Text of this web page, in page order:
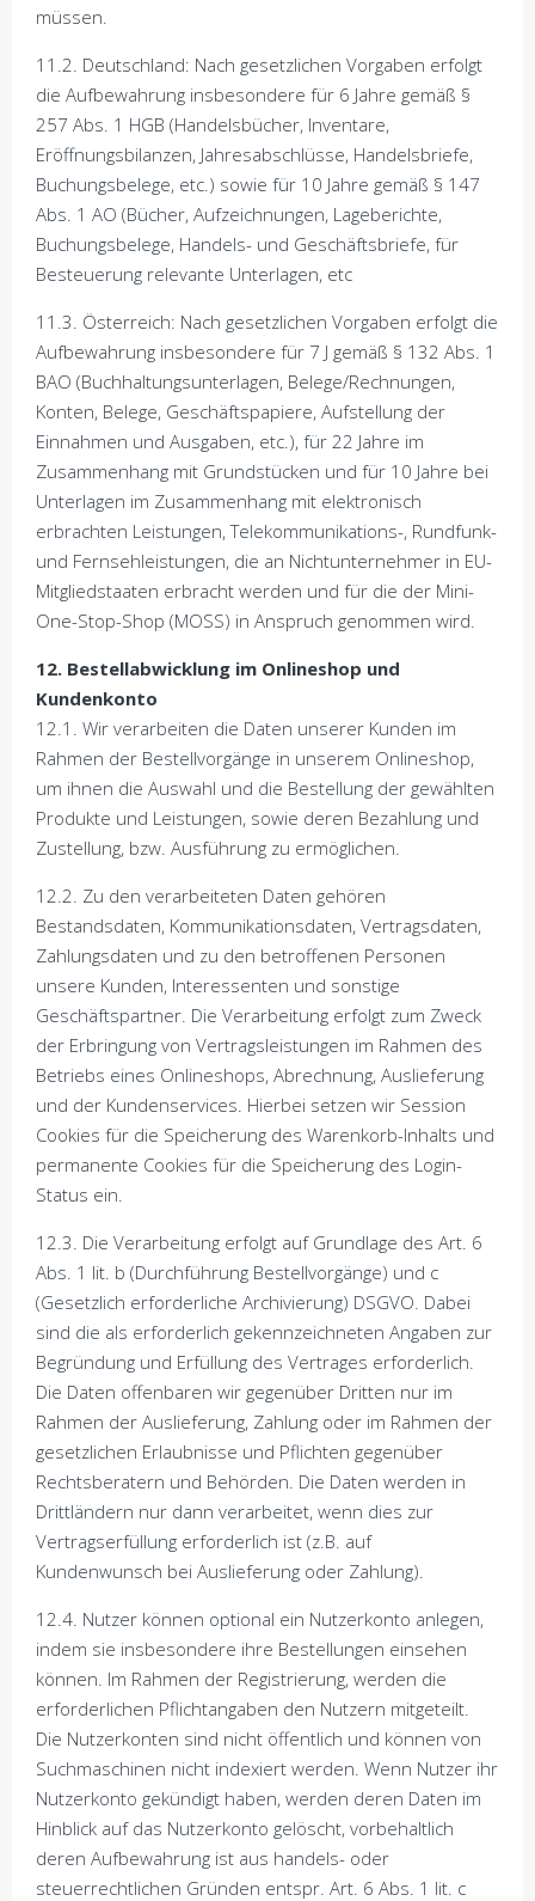
müssen.
11.2. Deutschland: Nach gesetzlichen Vorgaben erfolgt
die Aufbewahrung insbesondere für 6 Jahre gemäß §
257 Abs. 1 HGB (Handelsbücher, Inventare,
Eröffnungsbilanzen, Jahresabschlüsse, Handelsbriefe,
Buchungsbelege, etc.) sowie für 10 Jahre gemäß § 147
Abs. 1 AO (Bücher, Aufzeichnungen, Lageberichte,
Buchungsbelege, Handels- und Geschäftsbriefe, für
Besteuerung relevante Unterlagen, etc
11.3. Österreich: Nach gesetzlichen Vorgaben erfolgt die
Aufbewahrung insbesondere für 7 J gemäß § 132 Abs. 1
BAO (Buchhaltungsunterlagen, Belege/Rechnungen,
Konten, Belege, Geschäftspapiere, Aufstellung der
Einnahmen und Ausgaben, etc.), für 22 Jahre im
Zusammenhang mit Grundstücken und für 10 Jahre bei
Unterlagen im Zusammenhang mit elektronisch
erbrachten Leistungen, Telekommunikations-, Rundfunk-
und Fernsehleistungen, die an Nichtunternehmer in EU-
Mitgliedstaaten erbracht werden und für die der Mini-
One-Stop-Shop (MOSS) in Anspruch genommen wird.
12. Bestellabwicklung im Onlineshop und
Kundenkonto
12.1. Wir verarbeiten die Daten unserer Kunden im
Rahmen der Bestellvorgänge in unserem Onlineshop,
um ihnen die Auswahl und die Bestellung der gewählten
Produkte und Leistungen, sowie deren Bezahlung und
Zustellung, bzw. Ausführung zu ermöglichen.
12.2. Zu den verarbeiteten Daten gehören
Bestandsdaten, Kommunikationsdaten, Vertragsdaten,
Zahlungsdaten und zu den betroffenen Personen
unsere Kunden, Interessenten und sonstige
Geschäftspartner. Die Verarbeitung erfolgt zum Zweck
der Erbringung von Vertragsleistungen im Rahmen des
Betriebs eines Onlineshops, Abrechnung, Auslieferung
und der Kundenservices. Hierbei setzen wir Session
Cookies für die Speicherung des Warenkorb-Inhalts und
permanente Cookies für die Speicherung des Login-
Status ein.
12.3. Die Verarbeitung erfolgt auf Grundlage des Art. 6
Abs. 1 lit. b (Durchführung Bestellvorgänge) und c
(Gesetzlich erforderliche Archivierung) DSGVO. Dabei
sind die als erforderlich gekennzeichneten Angaben zur
Begründung und Erfüllung des Vertrages erforderlich.
Die Daten offenbaren wir gegenüber Dritten nur im
Rahmen der Auslieferung, Zahlung oder im Rahmen der
gesetzlichen Erlaubnisse und Pflichten gegenüber
Rechtsberatern und Behörden. Die Daten werden in
Drittländern nur dann verarbeitet, wenn dies zur
Vertragserfüllung erforderlich ist (z.B. auf
Kundenwunsch bei Auslieferung oder Zahlung).
12.4. Nutzer können optional ein Nutzerkonto anlegen,
indem sie insbesondere ihre Bestellungen einsehen
können. Im Rahmen der Registrierung, werden die
erforderlichen Pflichtangaben den Nutzern mitgeteilt.
Die Nutzerkonten sind nicht öffentlich und können von
Suchmaschinen nicht indexiert werden. Wenn Nutzer ihr
Nutzerkonto gekündigt haben, werden deren Daten im
Hinblick auf das Nutzerkonto gelöscht, vorbehaltlich
deren Aufbewahrung ist aus handels- oder
steuerrechtlichen Gründen entspr. Art. 6 Abs. 1 lit. c